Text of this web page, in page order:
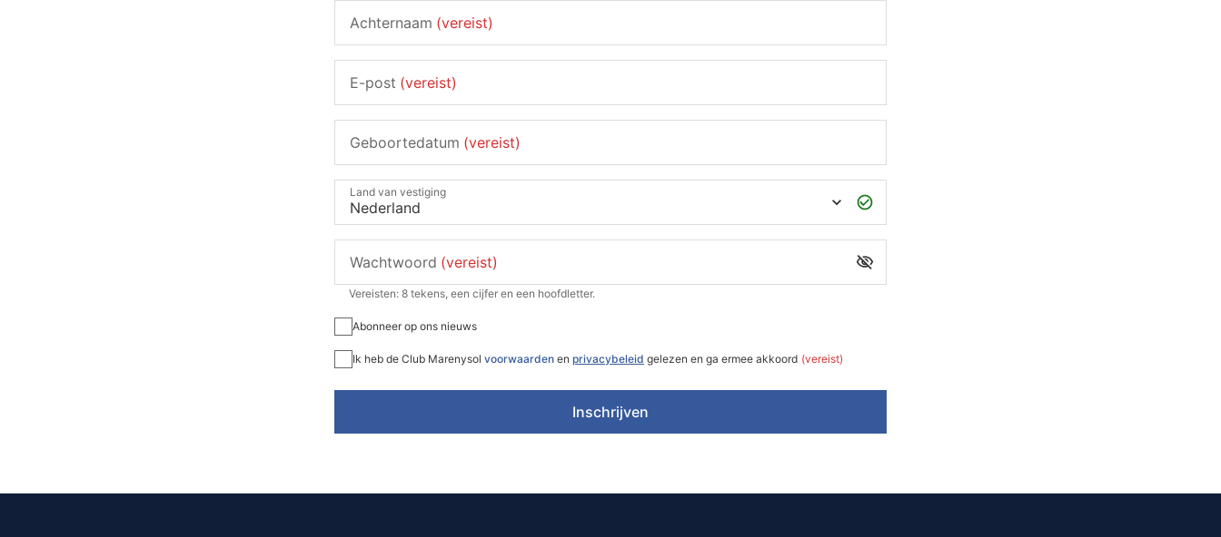
Achternaam (vereist)
E-post (vereist)
Geboortedatum (vereist)
Land van vestiging
Wachtwoord (vereist)
Vereisten: 8 tekens, een cijfer en een hoofdletter.
Abonneer op ons nieuws
Ik heb de Club Marenysol voorwaarden en privacybeleid gelezen en ga ermee akkoord (vereist)
Inschrijven